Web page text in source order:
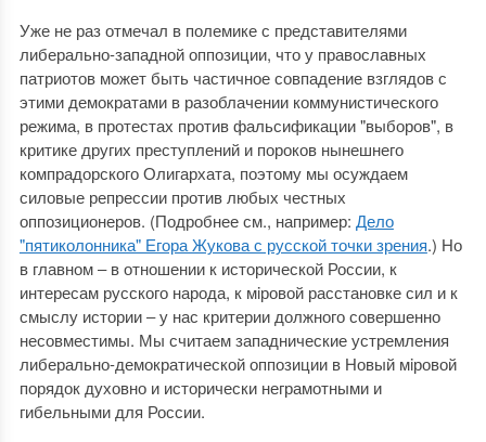
Уже не раз отмечал в полемике с представителями
либерально-западной оппозиции, что у православных
патриотов может быть частичное совпадение взглядов с
этими демократами в разоблачении коммунистического
режима, в протестах против фальсификации "выборов", в
критике других преступлений и пороков нынешнего
компрадорского Олигархата, поэтому мы осуждаем
силовые репрессии против любых честных
оппозиционеров. (Подробнее см., например: Дело
"пятиколонника" Егора Жукова с русской точки зрения.) Но
в главном ‒ в отношении к исторической России, к
интересам русского народа, к мiровой расстановке сил и к
смыслу истории ‒ у нас критерии должного совершенно
несовместимы. Мы считаем западнические устремления
либерально-демократической оппозиции в Новый мiровой
порядок духовно и исторически неграмотными и
гибельными для России.